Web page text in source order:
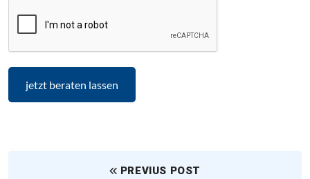
PREVIUS POST